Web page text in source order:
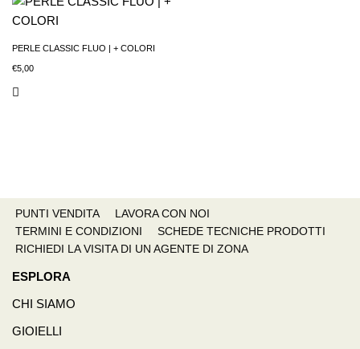
PERLE CLASSIC FLUO | + COLORI
€5,00
PUNTI VENDITA
LAVORA CON NOI
TERMINI E CONDIZIONI
SCHEDE TECNICHE PRODOTTI
RICHIEDI LA VISITA DI UN AGENTE DI ZONA
ESPLORA
CHI SIAMO
GIOIELLI